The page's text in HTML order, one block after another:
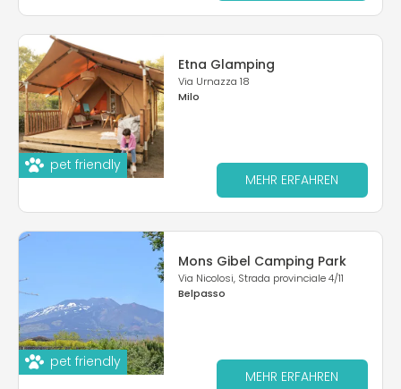
pet friendly
Etna Glamping
Via Urnazza 18
Milo
MEHR ERFAHREN
pet friendly
Mons Gibel Camping Park
Via Nicolosi, Strada provinciale 4/11
Belpasso
MEHR ERFAHREN